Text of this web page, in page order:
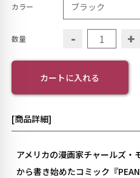
カラー
数量 - +
カートに入れる
[商品詳細]
アメリカの漫画家チャールズ・
から書き始めたコミック『